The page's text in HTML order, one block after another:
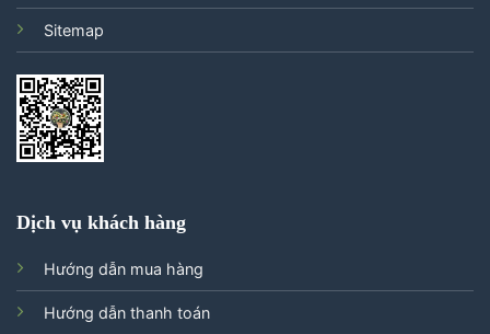
Sitemap
Dịch vụ khách hàng
Hướng dẫn mua hàng
Hướng dẫn thanh toán